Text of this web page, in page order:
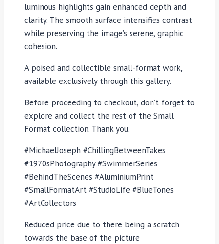
luminous highlights gain enhanced depth and
clarity. The smooth surface intensifies contrast
while preserving the image’s serene, graphic
cohesion.
A poised and collectible small-format work,
available exclusively through this gallery.
Before proceeding to checkout, don’t forget to
explore and collect the rest of the Small
Format collection. Thank you.
#MichaelJoseph #ChillingBetweenTakes
#1970sPhotography #SwimmerSeries
#BehindTheScenes #AluminiumPrint
#SmallFormatArt #StudioLife #BlueTones
#ArtCollectors
Reduced price due to there being a scratch
towards the base of the picture